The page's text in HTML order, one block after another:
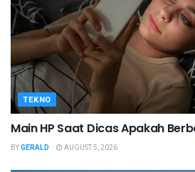
TEKNO
Main HP Saat Dicas Apakah
BYGERALD AUGUST 5, 2026